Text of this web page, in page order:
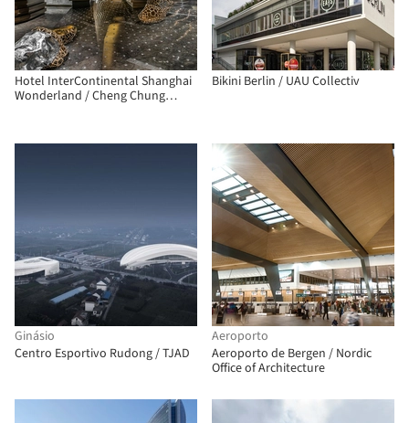
Hotel InterContinental Shanghai
Wonderland / Cheng Chung
Bikini Berlin / UAU Collectiv
Ginásio
Centro Esportivo Rudong / TJAD
Aeroporto
Aeroporto de Bergen / Nordic
Office of Architecture